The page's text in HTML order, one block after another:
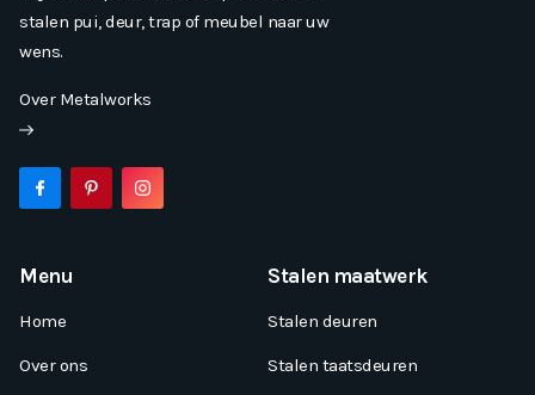
stalen pui, deur, trap of meubel naar uw
wens.
Over Metalworks
Menu
Home
Over ons
Stalen maatwerk
Stalen deuren
Stalen taatsdeuren